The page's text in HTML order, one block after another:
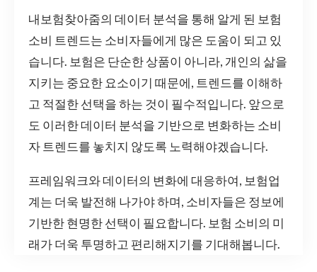
내보험찾아줌의 데이터 분석을 통해 알게 된 보험
소비 트렌드는 소비자들에게 많은 도움이 되고 있
습니다. 보험은 단순한 상품이 아니라, 개인의 삶을
지키는 중요한 요소이기 때문에, 트렌드를 이해하
고 적절한 선택을 하는 것이 필수적입니다. 앞으로
도 이러한 데이터 분석을 기반으로 변화하는 소비
자 트렌드를 놓치지 않도록 노력해야겠습니다.
프레임워크와 데이터의 변화에 대응하여, 보험업
계는 더욱 발전해 나가야 하며, 소비자들은 정보에
기반한 현명한 선택이 필요합니다. 보험 소비의 미
래가 더욱 투명하고 편리해지기를 기대해봅니다.